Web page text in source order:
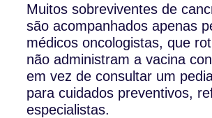
Muitos sobreviventes de
são acompanhados apenas
médicos oncologistas, que
não administram a vacina
em vez de consultar um
para cuidados preventivos,
especialistas.